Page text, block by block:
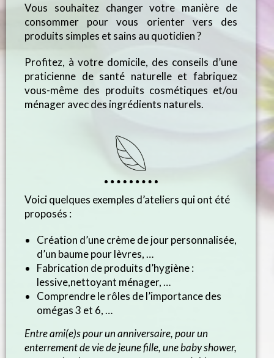
Vous souhaitez changer votre manière de
consommer pour vous orienter vers des
produits simples et sains au quotidien ?
Profitez, à votre domicile, des conseils d’une
praticienne de santé naturelle et fabriquez
vous-même des produits cosmétiques et/ou
ménager avec des ingrédients naturels.
Voici quelques exemples d’ateliers qui ont été
proposés :
Création d’une crème de jour personnalisée,
d’un baume pour lèvres, …
Fabrication de produits d’hygiène :
lessive,nettoyant ménager, …
Comprendre le rôles de l’importance des
omégas 3 et 6, …
Entre ami(e)s pour un anniversaire, pour un
enterrement de vie de jeune fille, une baby shower,